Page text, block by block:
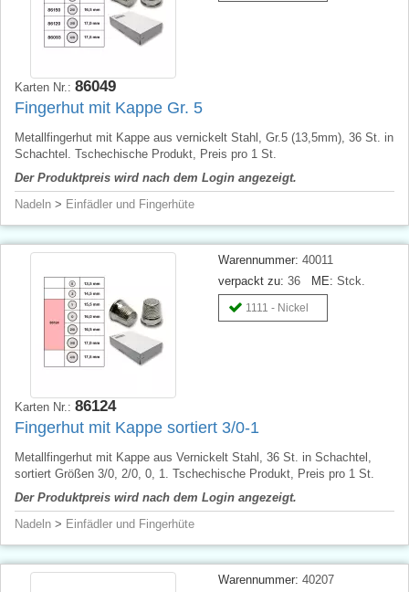
Karten Nr.: 86049
Fingerhut mit Kappe Gr. 5
Metallfingerhut mit Kappe aus vernickelt Stahl, Gr.5 (13,5mm), 36 St. in
Schachtel. Tschechische Produkt, Preis pro 1 St.
Der Produktpreis wird nach dem Login angezeigt.
Nadeln > Einfädler und Fingerhüte
Warennummer: 40011
verpackt zu: 36 ME: Stck.
1111 - Nickel
Karten Nr.: 86124
Fingerhut mit Kappe sortiert 3/0-1
Metallfingerhut mit Kappe aus Vernickelt Stahl, 36 St. in Schachtel,
sortiert Größen 3/0, 2/0, 0, 1. Tschechische Produkt, Preis pro 1 St.
Der Produktpreis wird nach dem Login angezeigt.
Nadeln > Einfädler und Fingerhüte
Warennummer: 40207